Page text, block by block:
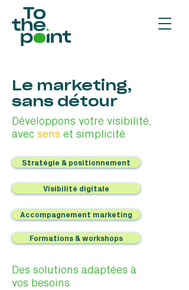
Le marketing,
sans détour
Développons votre visibilité,
avec sens et simplicité
Stratégie & positionnement
Visibilité digitale
Accompagnement marketing
Formations & workshops
Des solutions adaptées à
vos besoins